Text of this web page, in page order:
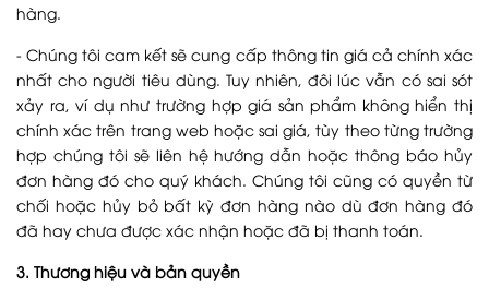
hàng.
- Chúng tôi cam kết sẽ cung cấp thông tin giá cả chính xác
nhất cho người tiêu dùng. Tuy nhiên, đôi lúc vẫn có sai sót
xảy ra, ví dụ như trường hợp giá sản phẩm không hiển thị
chính xác trên trang web hoặc sai giá, tùy theo từng trường
hợp chúng tôi sẽ liên hệ hướng dẫn hoặc thông báo hủy
đơn hàng đó cho quý khách. Chúng tôi cũng có quyền từ
chối hoặc hủy bỏ bất kỳ đơn hàng nào dù đơn hàng đó
đã hay chưa được xác nhận hoặc đã bị thanh toán.
3. Thương hiệu và bản quyền